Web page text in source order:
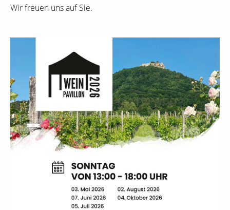
Wir freuen uns auf Sie.